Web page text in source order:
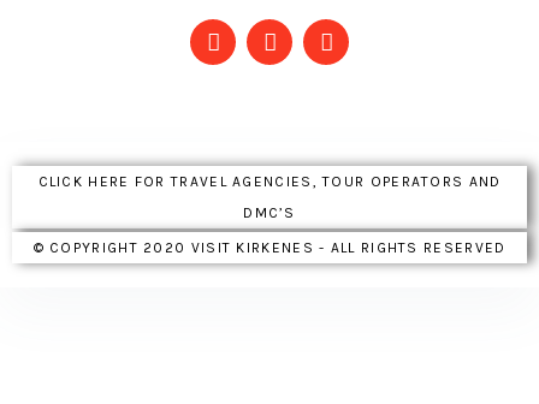
CLICK HERE FOR TRAVEL AGENCIES, TOUR OPERATORS AND
DMC’S
© COPYRIGHT 2020 VISIT KIRKENES - ALL RIGHTS RESERVED